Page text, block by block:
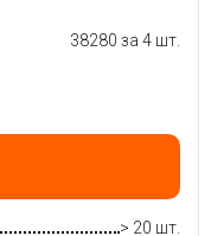
38280 за 4 шт.
> 20 шт.